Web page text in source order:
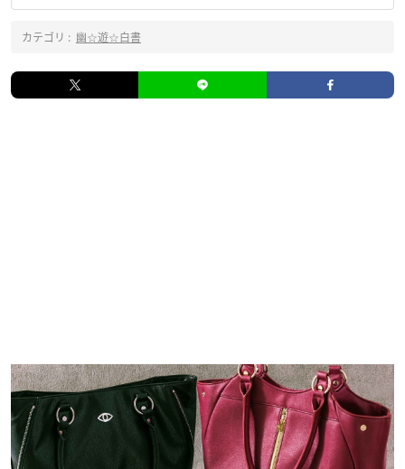
カテゴリ : 幽☆遊☆白書